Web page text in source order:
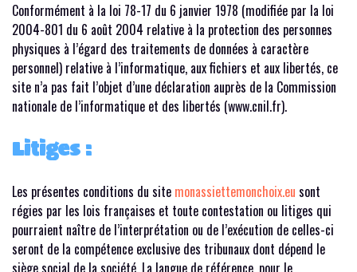
Conformément à la loi 78-17 du 6 janvier 1978 (modifiée par la loi
2004-801 du 6 août 2004 relative à la protection des personnes
physiques à l’égard des traitements de données à caractère
personnel) relative à l’informatique, aux fichiers et aux libertés, ce
site n’a pas fait l’objet d’une déclaration auprès de la Commission
nationale de l’informatique et des libertés (www.cnil.fr).
Litiges :
Les présentes conditions du site monassiettemonchoix.eu sont
régies par les lois françaises et toute contestation ou litiges qui
pourraient naître de l’interprétation ou de l’exécution de celles-ci
seront de la compétence exclusive des tribunaux dont dépend le
siège social de la société. La langue de référence, pour le